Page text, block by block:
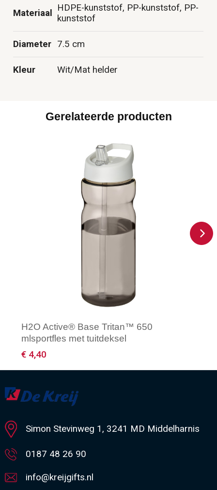
Materiaal
HDPE-kunststof, PP-kunststof, PP-
kunststof
Diameter 7.5 cm
Kleur Wit/Mat helder
Gerelateerde producten
H2O Active® Base Tritan™ 650
mlsportfles met tuitdeksel
€ 4,40
Minimale afname: 50
Simon Stevinweg 1, 3241 MD Middelharnis
0187 48 26 90
info@kreijgifts.nl